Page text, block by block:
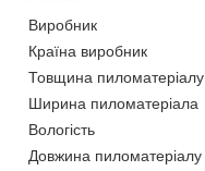
Виробник
Країна виробник
Товщина пиломатеріалу
Ширина пиломатеріала
Вологість
Довжина пиломатеріалу